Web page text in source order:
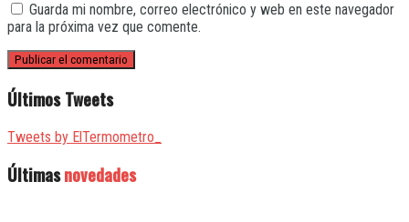
Guarda mi nombre, correo electrónico y web en este navegador
para la próxima vez que comente.
Últimos Tweets
Tweets by ElTermometro_
Últimasnovedades